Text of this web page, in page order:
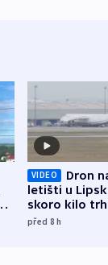
VIDEO
Dron
letišti u
skoro kilo
indicie
před 8h